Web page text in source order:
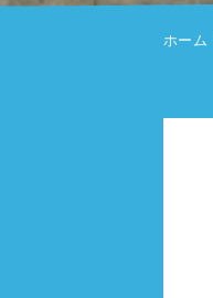
ホーム